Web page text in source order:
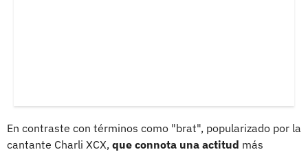
En contraste con términos como "brat", popularizado por la
cantante Charli XCX, que connota una actitud más